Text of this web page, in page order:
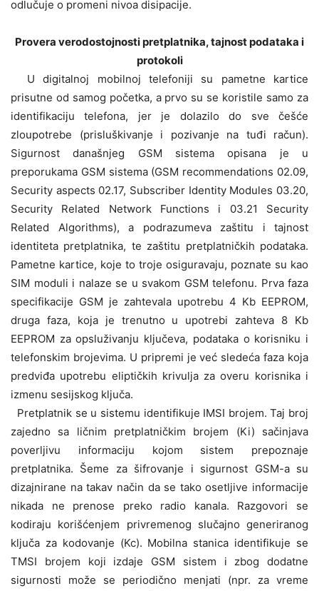
odlučuje o promeni nivoa disipacije.
Provera verodostojnosti pretplatnika, tajnost podataka i
protokoli
U digitalnoj mobilnoj telefoniji su pametne kartice
prisutne od samog početka, a prvo su se koristile samo za
identifikaciju telefona, jer je dolazilo do sve češće
zloupotrebe (prisluškivanje i pozivanje na tuđi račun).
Sigurnost današnjeg GSM sistema opisana je u
preporukama GSM sistema (GSM recommendations 02.09,
Security aspects 02.17, Subscriber Identity Modules 03.20,
Security Related Network Functions i 03.21 Security
Related Algorithms), a podrazumeva zaštitu i tajnost
identiteta pretplatnika, te zaštitu pretplatničkih podataka.
Pametne kartice, koje to troje osiguravaju, poznate su kao
SIM moduli i nalaze se u svakom GSM telefonu. Prva faza
specifikacije GSM je zahtevala upotrebu 4 Kb EEPROM,
druga faza, koja je trenutno u upotrebi zahteva 8 Kb
EEPROM za opsluživanju ključeva, podataka o korisniku i
telefonskim brojevima. U pripremi je već sledeća faza koja
predviđa upotrebu eliptičkih krivulja za overu korisnika i
izmenu sesijskog ključa.
Pretplatnik se u sistemu identifikuje IMSI brojem. Taj broj
zajedno sa ličnim pretplatničkim brojem (Ki) sačinjava
poverljivu informaciju kojom sistem prepoznaje
pretplatnika. Šeme za šifrovanje i sigurnost GSM-a su
dizajnirane na takav način da se tako osetljive informacije
nikada ne prenose preko radio kanala. Razgovori se
kodiraju korišćenjem privremenog slučajno generiranog
ključa za kodovanje (Kc). Mobilna stanica identifikuje se
TMSI brojem koji izdaje GSM sistem i zbog dodatne
sigurnosti može se periodično menjati (npr. za vreme